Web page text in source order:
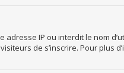
IP ou interdit le nom
de s’inscrire. Pour plus